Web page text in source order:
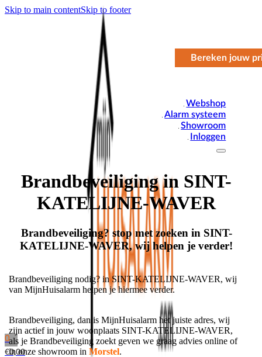
Skip to main contentSkip to footer
Webshop
Alarm systeem
Showroom
Inloggen
Bereken jouw
0
€0,00
Brandbeveiliging in SINT-
KATELIJNE-WAVER
Brandbeveiliging? stop met zoeken in SINT-
KATELIJNE-WAVER, wij helpen je verder!
Brandbeveiliging nodig? in SINT-KATELIJNE-WAVER, wij
van MijnHuisalarm helpen je hiermee verder.
Brandbeveiliging, dan is MijnHuisalarm het juiste adres, wij
zijn actief in jouw woonplaats SINT-KATELIJNE-WAVER,
als je Brandbeveiliging zoekt geven we graag advies online of
in onze showroom in Morstel.